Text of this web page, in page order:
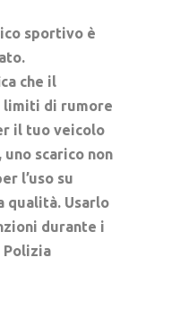
sportivo è
.
che il
limiti di rumore
il tuo veicolo
scarico non
l’uso su
qualità. Usarlo
durante i
Polizia